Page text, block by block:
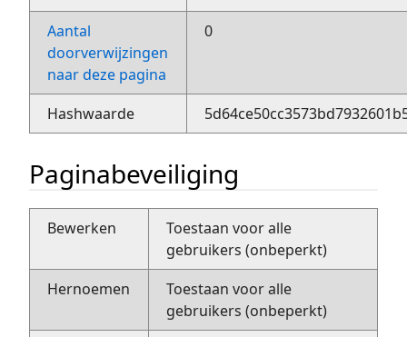
Aantal
doorverwijzingen
naar deze pagina
0
Hashwaarde
Paginabeveiliging
Bewerken
Toestaan voor alle
gebruikers (onbeperkt)
Hernoemen
Toestaan voor alle
gebruikers (onbeperkt)